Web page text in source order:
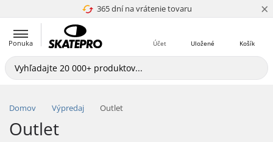
365 dní na vrátenie tovaru
4.8 z 5 ×
Ponuka Košík
Uložené
Účet
Domov Výpredaj Outlet
Outlet